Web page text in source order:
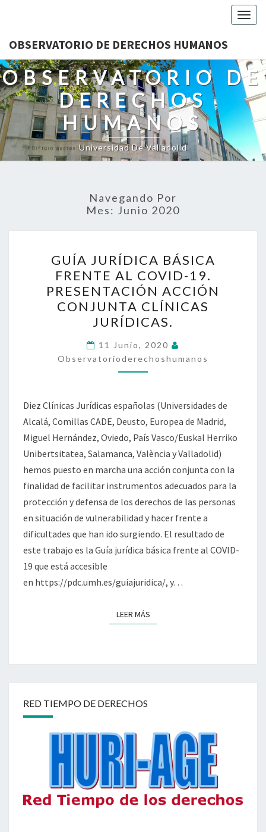
OBSERVATORIO DE DERECHOS HUMANOS
OBSERVATORIO DE
DERECHOS
HUMANOS
Universidad De Valladolid
Navegando Por
Mes: Junio 2020
JURÍDICA
BÁSICA
FRENTE
AL
COVID-
19.
PRESENTACIÓN
ACCIÓN
CLÍNICAS
JURÍDICAS.
GUÍA JURÍDICA BÁSICA
FRENTE AL COVID-19.
PRESENTACIÓN ACCIÓN
CONJUNTA CLÍNICAS
JURÍDICAS.
11 Junio, 2020
Observatorioderechoshumanos
Diez Clínicas Jurídicas españolas (Universidades de
Alcalá, Comillas CADE, Deusto, Europea de Madrid,
Miguel Hernández, Oviedo, País Vasco/Euskal Herriko
Unibertsitatea, Salamanca, València y Valladolid)
hemos puesto en marcha una acción conjunta con la
finalidad de facilitar instrumentos adecuados para la
protección y defensa de los derechos de las personas
en situación de vulnerabilidad y hacer frente a
dificultades que han ido surgiendo. El resultado de
este trabajo es la Guía jurídica básica frente al COVID-
19 que está accesible
en https://pdc.umh.es/guiajuridica/, y…
LEER MÁSLEER MÁS
RED TIEMPO DE DERECHOS